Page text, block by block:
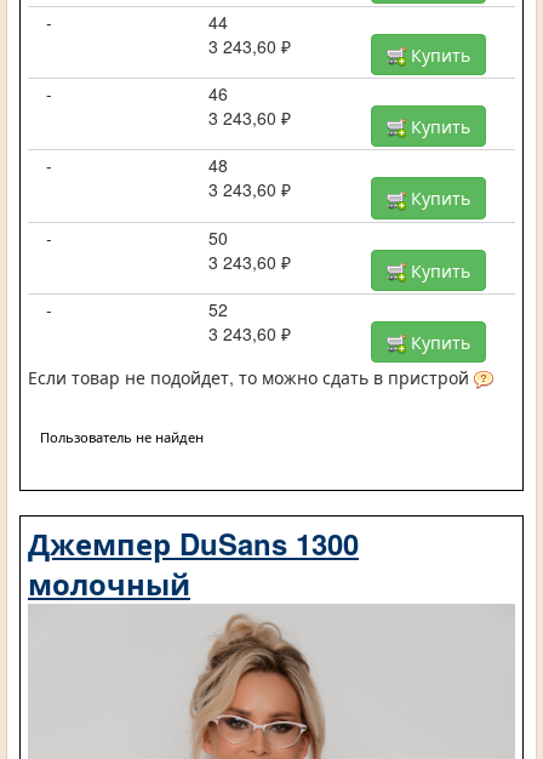
-
44
3 243,60 ₽
Купить
-
46
3 243,60 ₽
Купить
-
48
3 243,60 ₽
Купить
-
50
3 243,60 ₽
Купить
-
52
3 243,60 ₽
Купить
Если товар не подойдет, то можно сдать в пристрой
Пользователь не найден
Джемпер DuSans 1300
молочный